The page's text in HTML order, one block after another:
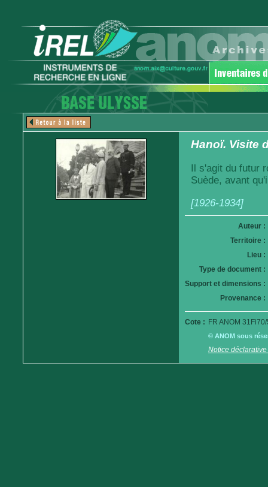
Hanoï. Visite
Il s'agit du futur
Suède, avant
[1926-1934]
Auteur :
Territoire :
Lieu :
Type de document :
Support et dimensions :
Provenance :
Cote : FR ANOM
© ANOM sous
Notice